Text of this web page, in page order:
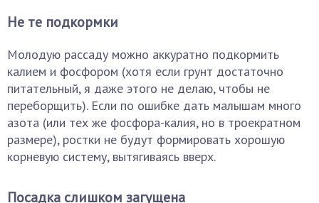
Не те подкормки
Молодую рассаду можно аккуратно подкормить
калием и фосфором (хотя если грунт достаточно
питательный, я даже этого не делаю, чтобы не
переборщить). Если по ошибке дать малышам много
азота (или тех же фосфора-калия, но в троекратном
размере), ростки не будут формировать хорошую
корневую систему, вытягиваясь вверх.
Посадка слишком загущена